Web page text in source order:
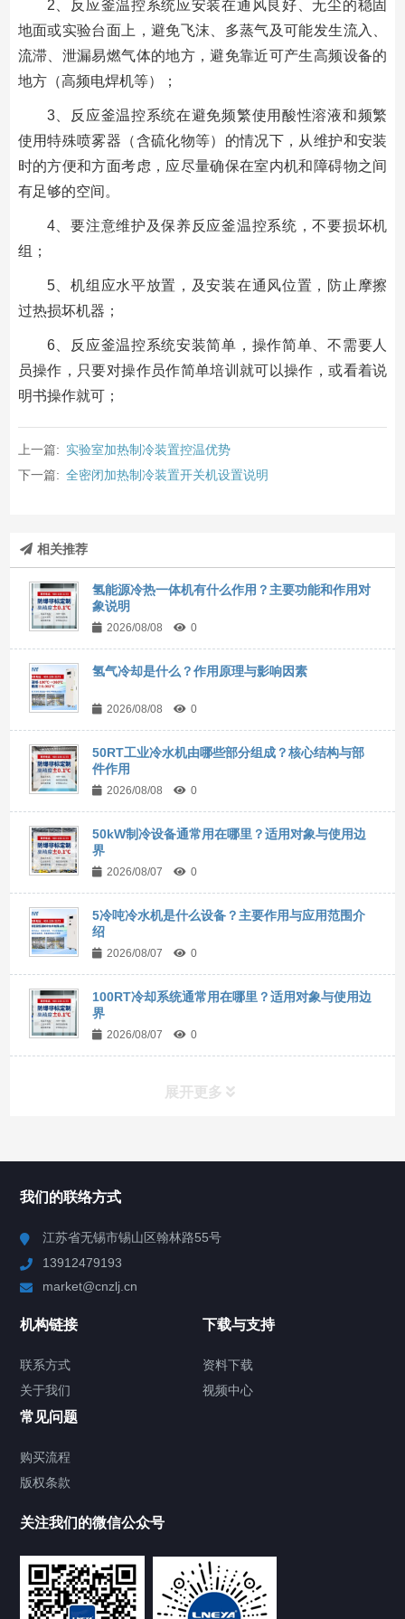
2、反应釜温控系统应安装在通风良好、无尘的稳固
地面或实验台面上，避免飞沫、多蒸气及可能发生流入、
流滞、泄漏易燃气体的地方，避免靠近可产生高频设备的
地方（高频电焊机等）；
3、反应釜温控系统在避免频繁使用酸性溶液和频繁
使用特殊喷雾器（含硫化物等）的情况下，从维护和安装
时的方便和方面考虑，应尽量确保在室内机和障碍物之间
有足够的空间。
4、要注意维护及保养反应釜温控系统，不要损坏机
组；
5、机组应水平放置，及安装在通风位置，防止摩擦
过热损坏机器；
6、反应釜温控系统安装简单，操作简单、不需要人
员操作，只要对操作员作简单培训就可以操作，或看着说
明书操作就可；
上一篇: 实验室加热制冷装置控温优势
下一篇: 全密闭加热制冷装置开关机设置说明
相关推荐
氢能源冷热一体机有什么作用？主要功能和作用对
象说明
2026/08/08 0
氢气冷却是什么？作用原理与影响因素
2026/08/08 0
50RT工业冷水机由哪些部分组成？核心结构与部
件作用
2026/08/08 0
50kW制冷设备通常用在哪里？适用对象与使用边
界
2026/08/07 0
5冷吨冷水机是什么设备？主要作用与应用范围介
绍
2026/08/07 0
100RT冷却系统通常用在哪里？适用对象与使用边
界
2026/08/07 0
展开更多
Chiller高精度制冷循环器
TCU温度控制单元
Chiller气体控温系统
Chamber试验箱
我们的联络方式
江苏省无锡市锡山区翰林路55号
13912479193
market@cnzlj.cn
机构链接
联系方式
关于我们
下载与支持
资料下载
视频中心
常见问题
购买流程
版权条款
关注我们的微信公众号